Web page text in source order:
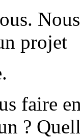
projet
faire
?